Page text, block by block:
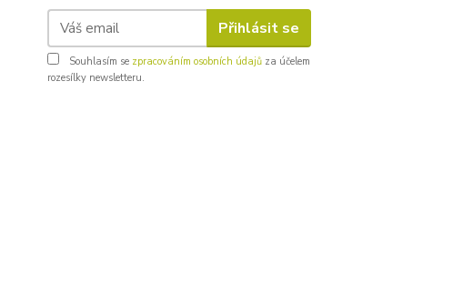
Přihlásit se
Souhlasím se zpracováním osobních údajů za účelem
rozesílky newsletteru.